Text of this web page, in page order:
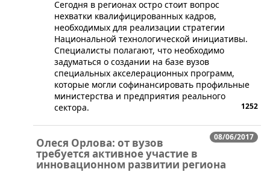
​Сегодня в регионах остро стоит вопрос
нехватки квалифицированных кадров,
необходимых для реализации стратегии
Национальной технологической инициативы.
Специалисты полагают, что необходимо
задуматься о создании на базе вузов
специальных акселерационных программ,
которые могли софинансировать профильные
министерства и предприятия реального
сектора.
1252
08/06/2017
Олеся Орлова: от вузов
требуется активное участие в
инновационном развитии региона